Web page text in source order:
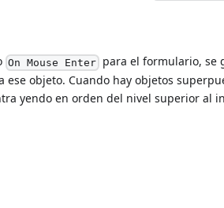
On Mouse Enter para el formulario, se
ese objeto. Cuando hay objetos
yendo en orden del nivel superior al